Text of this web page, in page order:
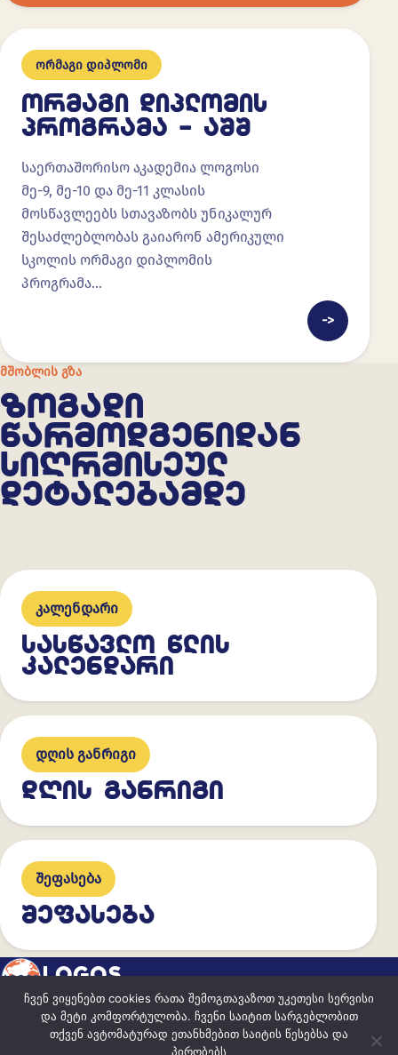
ორმაგი დიპლომი
ᲝᲠᲛᲐᲒᲘ ᲓᲘᲞᲚᲝᲛᲘᲡ
ᲞᲠᲝᲒᲠᲐᲛᲐ – ᲐᲨᲨ
საერთაშორისო აკადემია ლოგოსი
მე-9, მე-10 და მე-11 კლასის
მოსწავლეებს სთავაზობს უნიკალურ
შესაძლებლობას გაიარონ ამერიკული
სკოლის ორმაგი დიპლომის
პროგრამა…
->
ᲛᲨᲝᲑᲚᲘᲡ ᲒᲖᲐ
ᲖᲝᲒᲐᲓᲘ
ᲬᲐᲠᲛᲝᲓᲒᲔᲜᲘᲓᲐᲜ
ᲡᲘᲦᲠᲛᲘᲡᲔᲣᲚ
ᲓᲔᲢᲐᲚᲔᲑᲐᲛᲓᲔ
კალენდარი
ᲡᲐᲡᲬᲐᲕᲚᲝ ᲬᲚᲘᲡ
ᲙᲐᲚᲔᲜᲓᲐᲠᲘ
დღის განრიგი
ᲓᲦᲘᲡ ᲒᲐᲜᲠᲘᲒᲘ
შეფასება
ᲨᲔᲤᲐᲡᲔᲑᲐ
LOGOS
ისწავლე იყო წარმატებული
ჩვენ ვიყენებთ cookies რათა შემოგთავაზოთ უკეთესი სერვისი
და მეტი კომფორტულობა. ჩვენი საიტით სარგებლობით
თქვენ ავტომატურად ეთანხმებით საიტის წესებსა და
პირობებს